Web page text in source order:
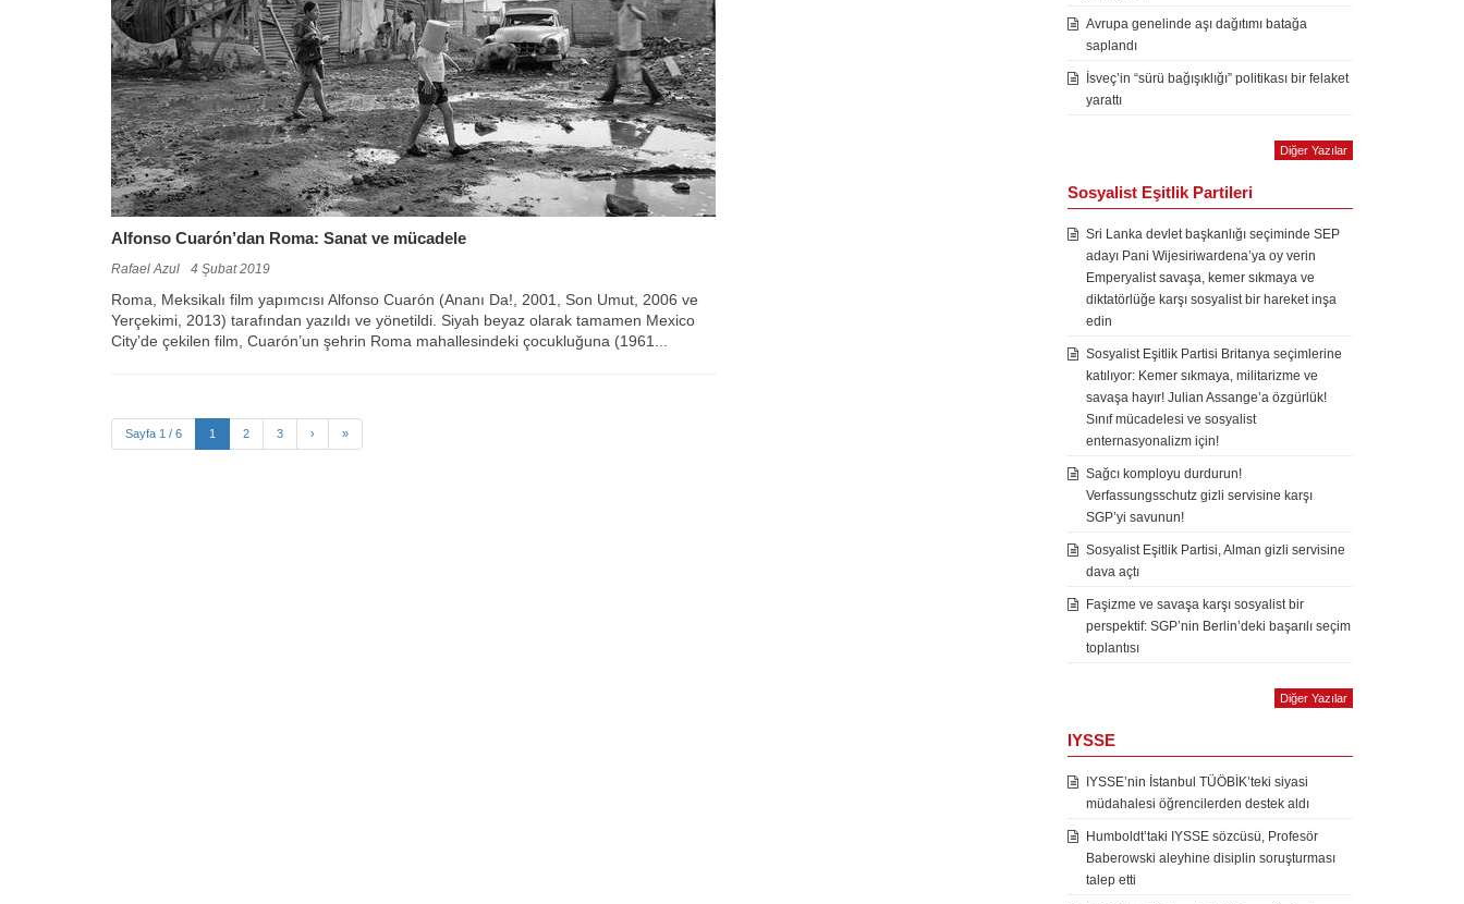
Alfonso Cuarón’dan Roma: Sanat ve mücadele
Rafael Azul 4 Şubat 2019
Roma, Meksikalı film yapımcısı Alfonso Cuarón (Ananı Da!, 2001, Son Umut, 2006 ve
Yerçekimi, 2013) tarafından yazıldı ve yönetildi. Siyah beyaz olarak tamamen Mexico
City’de çekilen film, Cuarón’un şehrin Roma mahallesindeki çocukluğuna (1961...
Sayfa 1 / 6 1 2 3 › »
Avrupa genelinde aşı dağıtımı batağa
saplandı
İsveç’in “sürü bağışıklığı” politikası bir felaket
yarattı
Diğer Yazılar
Sosyalist Eşitlik Partileri
Sri Lanka devlet başkanlığı seçiminde SEP
adayı Pani Wijesiriwardena’ya oy verin
Emperyalist savaşa, kemer sıkmaya ve
diktatörlüğe karşı sosyalist bir hareket inşa
edin
Sosyalist Eşitlik Partisi Britanya seçimlerine
katılıyor: Kemer sıkmaya, militarizme ve
savaşa hayır! Julian Assange’a özgürlük!
Sınıf mücadelesi ve sosyalist
enternasyonalizm için!
Sağcı komployu durdurun!
Verfassungsschutz gizli servisine karşı
SGP’yi savunun!
Sosyalist Eşitlik Partisi, Alman gizli servisine
dava açtı
Faşizme ve savaşa karşı sosyalist bir
perspektif: SGP’nin Berlin’deki başarılı seçim
toplantısı
Diğer Yazılar
IYSSE
IYSSE’nin İstanbul TÜÖBİK’teki siyasi
müdahalesi öğrencilerden destek aldı
Humboldt’taki IYSSE sözcüsü, Profesör
Baberowski aleyhine disiplin soruşturması
talep etti